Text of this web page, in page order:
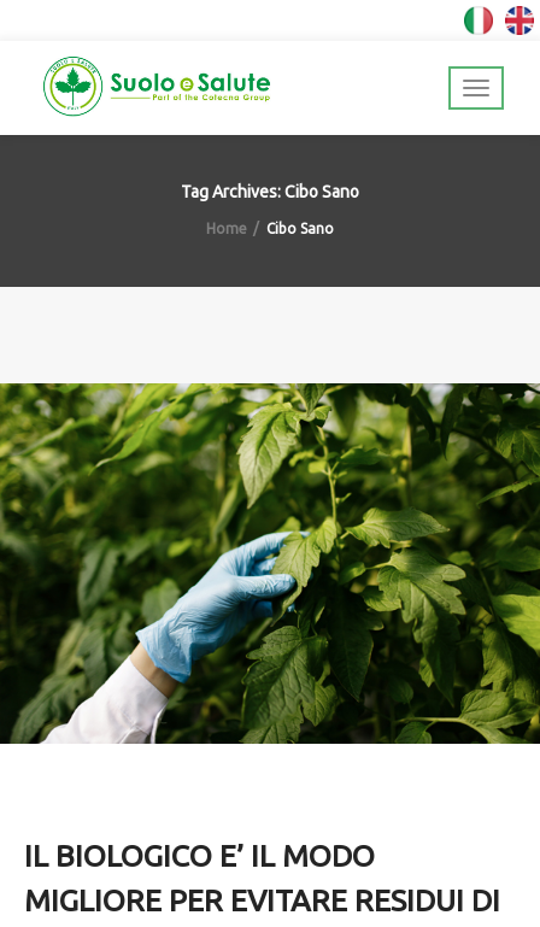
Tag Archives: Cibo Sano
Home Cibo Sano
IL BIOLOGICO E’ IL MODO
MIGLIORE PER EVITARE RESIDUI DI